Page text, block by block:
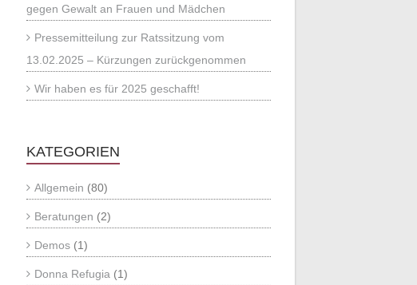
gegen Gewalt an Frauen und Mädchen
Pressemitteilung zur Ratssitzung vom
13.02.2025 – Kürzungen zurückgenommen
Wir haben es für 2025 geschafft!
KATEGORIEN
Allgemein (80)
Beratungen (2)
Demos (1)
Donna Refugia (1)